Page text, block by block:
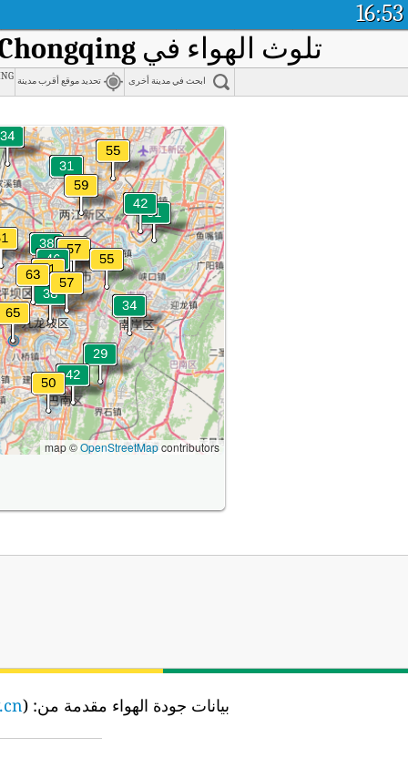
16:53
تلوث الهواء في
تحديد موقع أقرب مدينة ابحث في مدينة أخرى
map ©OpenStreetMapcontributors
بيانات جودة الهواء مقدمة من: the Chongqing Environmental Protection Bureau (重庆市主城区空气质量) (
)